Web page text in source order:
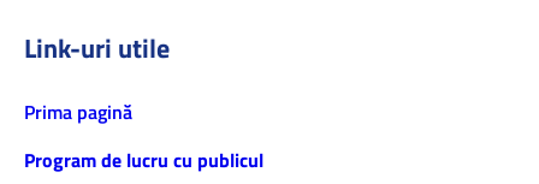
Link-uri utile
Prima pagină
Program de lucru cu publicul